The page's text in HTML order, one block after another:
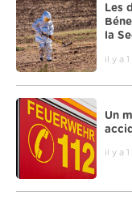
Les
la
il y a
Un
il y a